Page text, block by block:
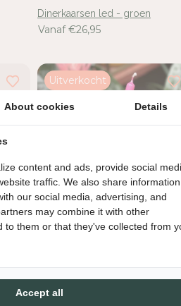
Dinerkaarsen led - groen
Vanaf €26,95
Uitverkocht
About cookies Details
content and ads, provide social
traffic. We also share information
our social media, advertising, and
may combine it with other
to them or that they've collected from
Accept all